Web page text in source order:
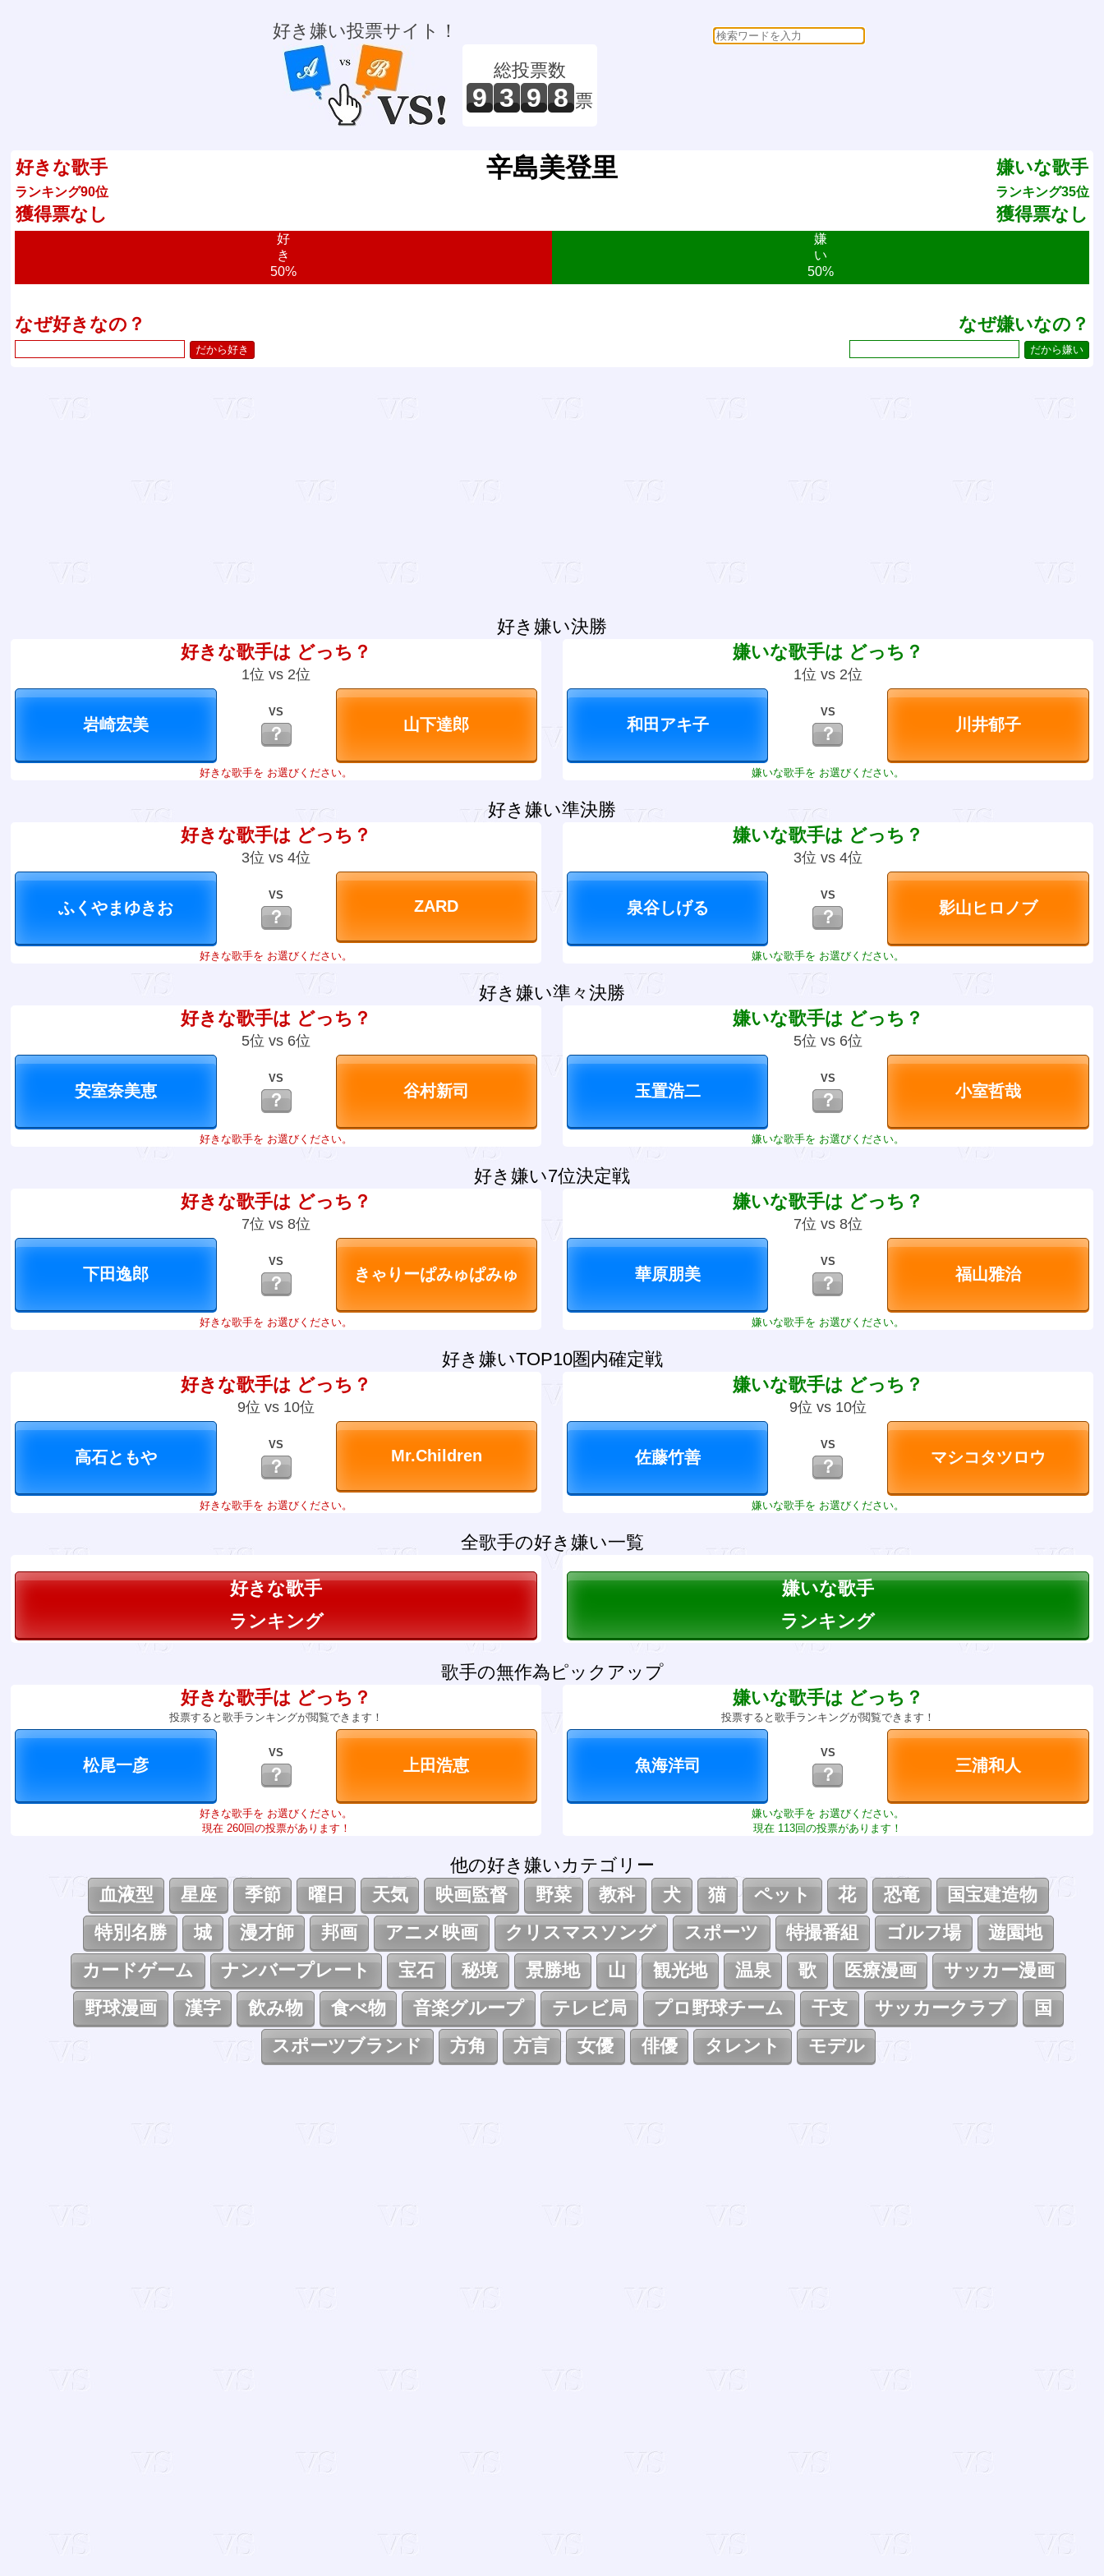
好き嫌い投票サイト！
総投票数
9 3 9 8 票
好きな歌手
ランキング90位
獲得票なし
嫌いな歌手
ランキング35位
獲得票なし
辛島美登里
好
き
50%
嫌
い
50%
なぜ好きなの？ なぜ嫌いなの？
好き嫌い決勝
好きな歌手は どっち？
1位 vs 2位
VS
？
好きな歌手を お選びください。
嫌いな歌手は どっち？
1位 vs 2位
VS
？
嫌いな歌手を お選びください。
好き嫌い準決勝
好きな歌手は どっち？
3位 vs 4位
VS
？
好きな歌手を お選びください。
嫌いな歌手は どっち？
3位 vs 4位
VS
？
嫌いな歌手を お選びください。
好き嫌い準々決勝
好きな歌手は どっち？
5位 vs 6位
VS
？
好きな歌手を お選びください。
嫌いな歌手は どっち？
5位 vs 6位
VS
？
嫌いな歌手を お選びください。
好き嫌い7位決定戦
好きな歌手は どっち？
7位 vs 8位
VS
？
好きな歌手を お選びください。
嫌いな歌手は どっち？
7位 vs 8位
VS
？
嫌いな歌手を お選びください。
好き嫌いTOP10圏内確定戦
好きな歌手は どっち？
9位 vs 10位
VS
？
好きな歌手を お選びください。
嫌いな歌手は どっち？
9位 vs 10位
VS
？
嫌いな歌手を お選びください。
全歌手の好き嫌い一覧
好きな歌手
ランキング
嫌いな歌手
ランキング
歌手の無作為ピックアップ
好きな歌手は どっち？
投票すると歌手ランキングが閲覧できます！
VS
？
好きな歌手を お選びください。
現在 260回の投票があります！
嫌いな歌手は どっち？
投票すると歌手ランキングが閲覧できます！
VS
？
嫌いな歌手を お選びください。
現在 113回の投票があります！
他の好き嫌いカテゴリー
血液型
星座 季節 曜日 天気 映画監督 野菜 教科 犬 猫 ペット 花 恐竜
国宝建造物
特別名勝
城 漫才師 邦画 アニメ映画 クリスマスソング スポーツ 特撮番組 ゴルフ場
遊園地
カードゲーム
ナンバープレート 宝石 秘境 景勝地 山 観光地 温泉 歌 医療漫画
サッカー漫画
野球漫画
漢字 飲み物 食べ物 音楽グループ テレビ局 プロ野球チーム 干支 サッカークラブ
国
スポーツブランド
方角 方言 女優 俳優 タレント モデル